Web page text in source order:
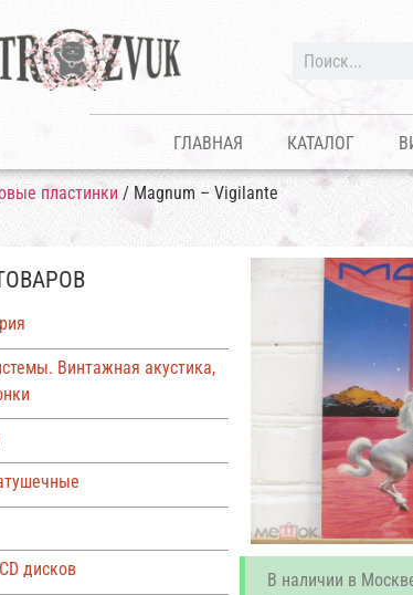
ГЛАВНАЯ КАТАЛОГ
пластинки / Magnum – Vigilante
Винтажная акустика,
дисков
В наличии в